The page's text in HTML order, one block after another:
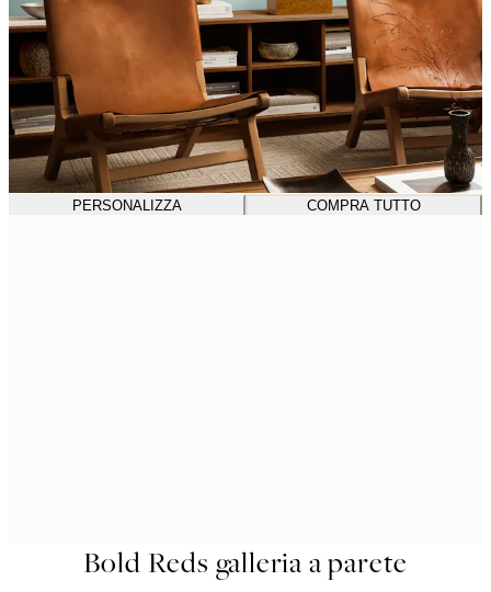
PERSONALIZZA COMPRA TUTTO
Bold Reds galleria a parete